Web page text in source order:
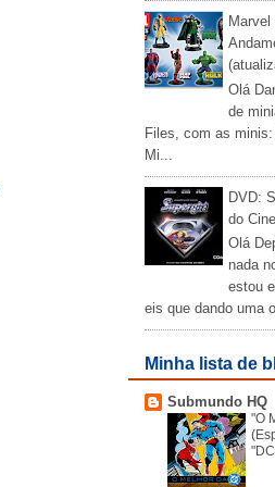
Olá
de
Files, com as
Mi...
DVD:
do
Olá
nada
estou
eis que dando uma
Minha lista de
Submundo HQ
"O